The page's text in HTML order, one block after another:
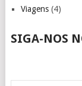
Viagens(4)
SIGA-NOS